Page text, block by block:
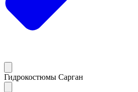
Гидрокостюмы Сарган